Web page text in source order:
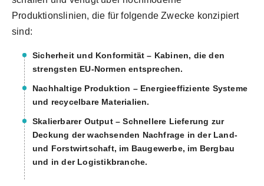
Produktionslinien, die für folgende Zwecke konzipiert
sind:
Sicherheit und Konformität – Kabinen, die den
strengsten EU-Normen entsprechen.
Nachhaltige Produktion – Energieeffiziente Systeme
und recycelbare Materialien.
Skalierbarer Output– Schnellere Lieferung zur
Deckung der wachsenden Nachfrage in der Land-
und Forstwirtschaft, im Baugewerbe, im Bergbau
und in der Logistikbranche.